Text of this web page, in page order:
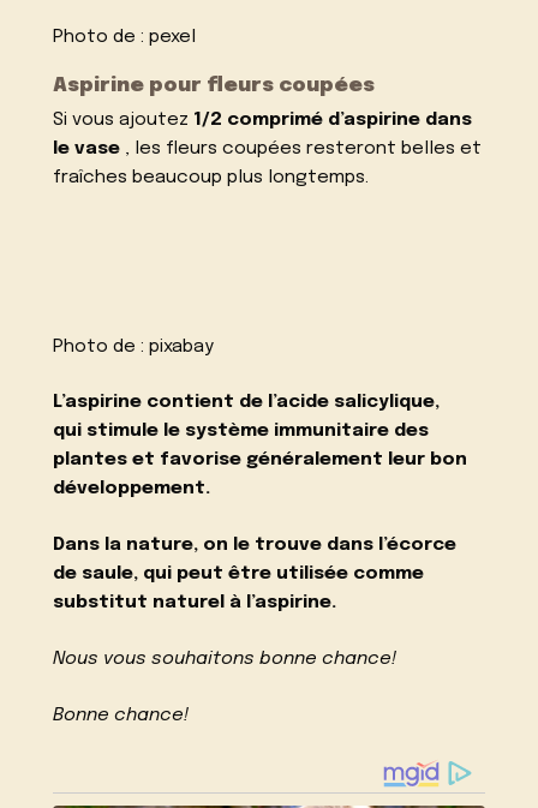
Photo de :pexel
Aspirine pour fleurs coupées
Si vous ajoutez 1/2 comprimé d’aspirine dans
le vase , les fleurs coupées resteront belles et
fraîches beaucoup plus longtemps.
Photo de :pixabay
L’aspirine contient de l’acide salicylique,
qui stimule le système immunitaire des
plantes et favorise généralement leur bon
développement.
Dans la nature, on le trouve dans l’écorce
de saule, qui peut être utilisée comme
substitut naturel à l’aspirine.
Nous vous souhaitons bonne chance!
Bonne chance!